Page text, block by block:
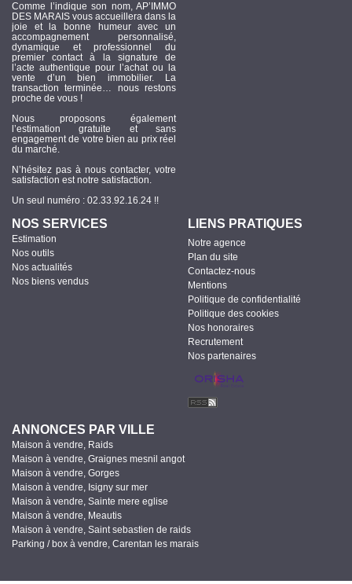
Comme l’indique son nom, AP’IMMO
DES MARAIS vous accueillera dans la
joie et la bonne humeur avec un
accompagnement personnalisé,
dynamique et professionnel du
premier contact à la signature de
l’acte authentique pour l’achat ou la
vente d’un bien immobilier. La
transaction terminée… nous restons
proche de vous !
Nous proposons également
l’estimation gratuite et sans
engagement de votre bien au prix réel
du marché.
N’hésitez pas à nous contacter, votre
satisfaction est notre satisfaction.
Un seul numéro : 02.33.92.16.24 !!
NOS SERVICES
Estimation
Nos outils
Nos actualités
Nos biens vendus
LIENS PRATIQUES
Notre agence
Plan du site
Contactez-nous
Mentions
Politique de confidentialité
Politique des cookies
Nos honoraires
Recrutement
Nos partenaires
ANNONCES PAR VILLE
Maison à vendre, Raids
Maison à vendre, Graignes mesnil angot
Maison à vendre, Gorges
Maison à vendre, Isigny sur mer
Maison à vendre, Sainte mere eglise
Maison à vendre, Meautis
Maison à vendre, Saint sebastien de raids
Parking / box à vendre, Carentan les marais